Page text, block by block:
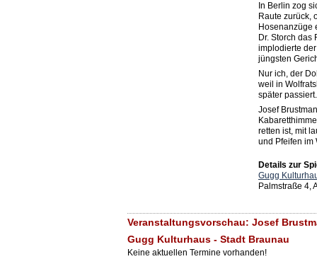
In Berlin zog
Raute zurück,
Hosenanzüge
Dr. Storch das
implodierte
jüngsten
Nur ich, der
weil in
später passiert.
Josef
retten ist, mit
und Pfeifen im
Details zur
Gugg
Palmstraße 4,
Veranstaltungsvorschau: Josef
Gugg Kulturhaus - Stadt Braunau
Keine aktuellen Termine vorhanden!